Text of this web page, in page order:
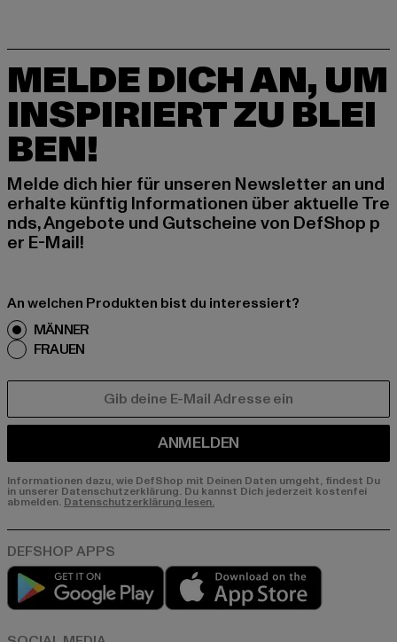
MELDE DICH AN, UM
INSPIRIERT ZU BLEI
BEN!
Melde dich hier für unseren Newsletter an und
erhalte künftig Informationen über aktuelle Tre
nds, Angebote und Gutscheine von DefShop p
er E-Mail!
An welchen Produkten bist du interessiert?
MÄNNER
FRAUEN
ANMELDEN
Informationen dazu, wie DefShop mit Deinen Daten umgeht, findest Du
in unserer Datenschutzerklärung. Du kannst Dich jederzeit kostenfei
abmelden. Datenschutzerklärung lesen.
Play market